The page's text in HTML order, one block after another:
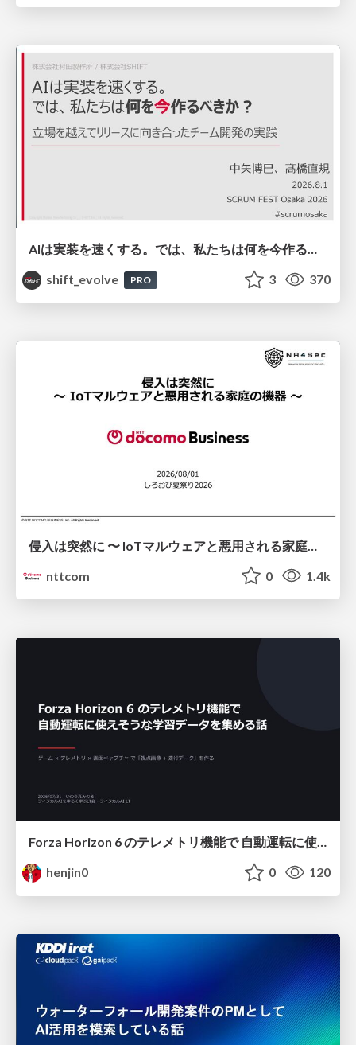
AIは実装を速くする。では、私たちは何を今作るべきか？－立場を越えてリリースに向き合ったチーム開発の実践 / 20260801 Hiromi Nakaya and Naoki Takahashi
shift_evolve
PRO 3 370
nttcom
0 1.4k
Forza Horizon 6 のテレメトリ機能で 自動運転に使えそうな学習データを集める話
henjin0
0 120